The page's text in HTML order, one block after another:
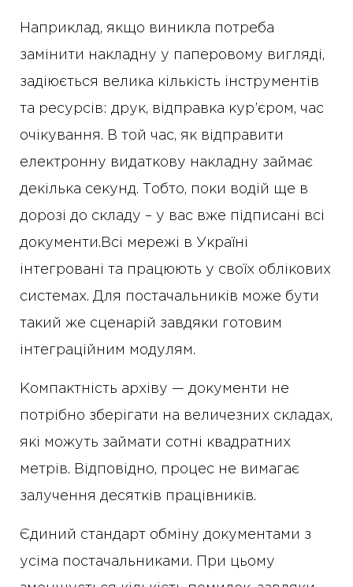
Наприклад, якщо виникла потреба
замінити накладну у паперовому вигляді,
задіюється велика кількість інструментів
та ресурсів: друк, відправка кур’єром, час
очікування. В той час, як відправити
електронну видаткову накладну займає
декілька секунд. Тобто, поки водій ще в
дорозі до складу – у вас вже підписані всі
документи.Всі мережі в Україні
інтегровані та працюють у своїх облікових
системах. Для постачальників може бути
такий же сценарій завдяки готовим
інтеграційним модулям.
Компактність архіву — документи не
потрібно зберігати на величезних складах,
які можуть займати сотні квадратних
метрів. Відповідно, процес не вимагає
залучення десятків працівників.
Єдиний стандарт обміну документами з
усіма постачальниками. При цьому